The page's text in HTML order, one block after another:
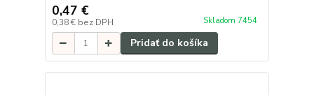
0,47 €
0,38 € bez DPH Skladom 7454
Pridať do košíka